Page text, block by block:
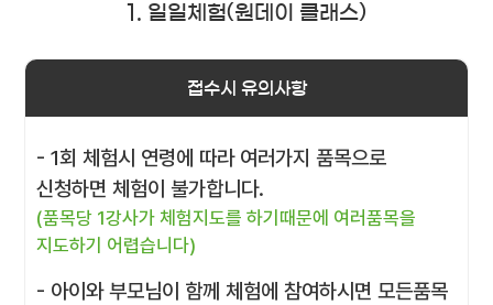
1. 일일체험(원데이 클래스)
접수시 유의사항
- 1회 체험시 연령에 따라 여러가지 품목으로
신청하면 체험이 불가합니다.
(품목당 1강사가 체험지도를 하기때문에 여러품목을
지도하기 어렵습니다)
- 아이와 부모님이 함께 체험에 참여하시면 모든품목